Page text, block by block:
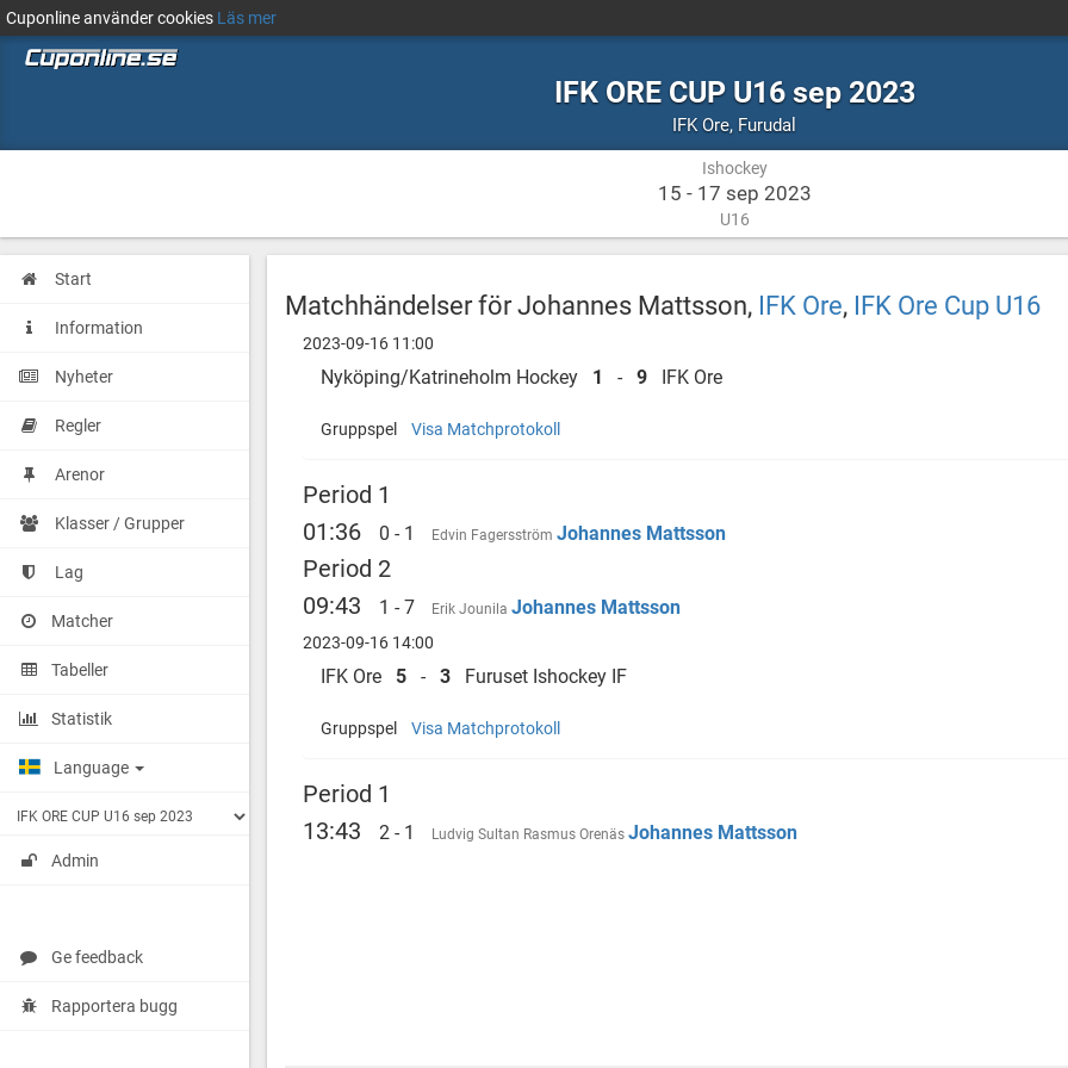
Cuponline använder cookies Läs mer
IFK ORE CUP U16 sep 2023
IFK Ore, Ishockey
Furudal
Ishockey
15 - 17 sep 2023
U16
Start
Information
Nyheter
Regler
Arenor
Klasser / Grupper
Lag
Matcher
Tabeller
Statistik
Language
Admin
Ge feedback
Rapportera bugg
Matchhändelser för Johannes Mattsson, IFK Ore, IFK Ore Cup U16
2023-09-16 11:00
Nyköping/Katrineholm Hockey 1 - 9 IFK Ore
Gruppspel Visa Matchprotokoll
Period 1
01:36
0 - 1 Edvin Fagersström Johannes Mattsson
Period 2
09:43
1 - 7 Erik Jounila Johannes Mattsson
2023-09-16 14:00
IFK Ore 5 - 3 Furuset Ishockey IF
Gruppspel Visa Matchprotokoll
Period 1
13:43
2 - 1 Ludvig Sultan Rasmus Orenäs Johannes Mattsson